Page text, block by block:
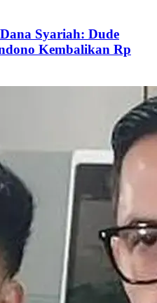
Syariah: Dude
Kembalikan Rp